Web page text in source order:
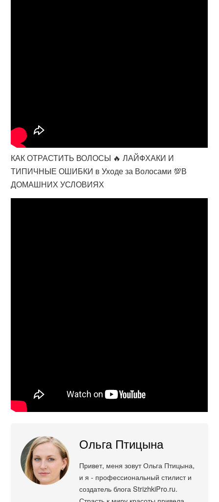
КАК ОТРАСТИТЬ ВОЛОСЫ 🔥 ЛАЙФХАКИ И
ТИПИЧНЫЕ ОШИБКИ в Уходе за Волосами 💯В
ДОМАШНИХ УСЛОВИЯХ
Ольга Птицына
Привет, меня зовут Ольга Птицына,
и я - профессиональный стилист и
создатель блога StrizhkiPro.ru.